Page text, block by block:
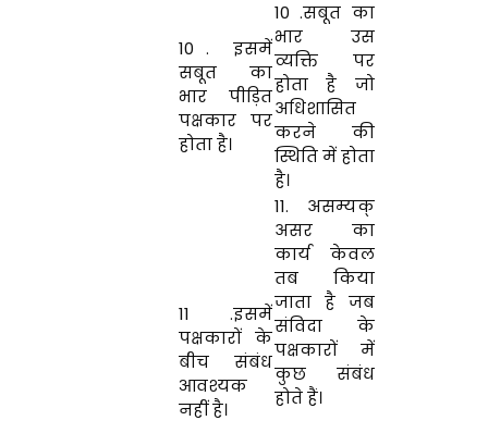
10 . इसमें
सबूत का
भार पीड़ित
पक्षकार पर
होता है।
10 .सबूत का
भार उस
व्यक्ति पर
होता है जो
अधिशासित
करने की
स्थिति में होता
है।
11 .इसमें
पक्षकारों के
बीच संबंध
आवश्यक
नहीं है।
11. असम्यक्
असर का
कार्य केवल
तब किया
जाता है जब
संविदा के
पक्षकारों में
कुछ संबंध
होते हैं।